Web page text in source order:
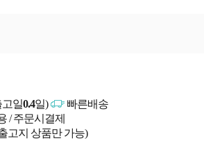
일0.4일)
빠른배송
/ 주문시결제
고지 상품만 가능)